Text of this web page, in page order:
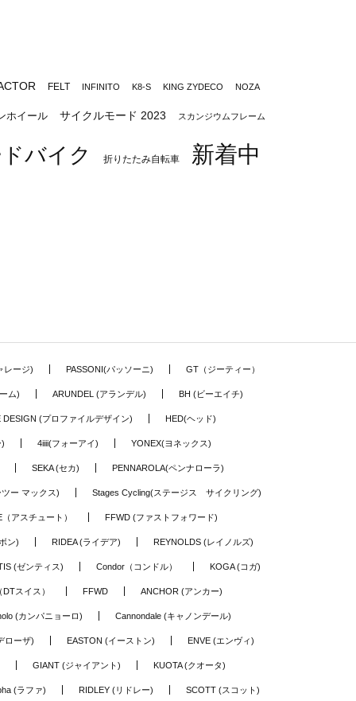
FELT INFINITO K8-S KING ZYDECO NOZA
ホイール サイクルモード 2023 スカンジウムフレーム
バイク 折りたたみ自転車 新着中
レージ) PASSONI(パッソーニ) GT（ジーティー）
ム) ARUNDEL (アランデル) BH (ビーエイチ)
DESIGN (プロファイルデザイン) HED(ヘッド)
4iiii(フォーアイ) YONEX(ヨネックス)
SEKA (セカ) PENNAROLA(ペンナローラ)
ー マックス) Stages Cycling(ステージス サイクリング)
アスチュート） FFWD (ファストフォワード)
ン) RIDEA (ライデア) REYNOLDS (レイノルズ)
(ゼンティス) Condor（コンドル） KOGA (コガ)
スイス） FFWD ANCHOR (アンカー)
(カンパニョーロ) Cannondale (キャノンデール)
ローザ) EASTON (イーストン) ENVE (エンヴィ)
GIANT (ジャイアント) KUOTA (クオータ)
(ラファ) RIDLEY (リドレー) SCOTT (スコット)